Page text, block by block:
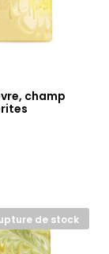
champ
de stock